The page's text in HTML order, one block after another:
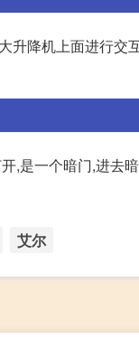
升降机上面进行交
,是一个暗门,进去
艾尔